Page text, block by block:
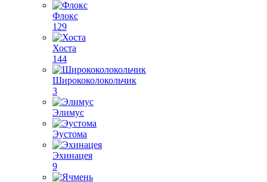
Флокс
129
Хоста
144
Ширококолокольчик
3
Элимус
Эустома
Эхинацея
9